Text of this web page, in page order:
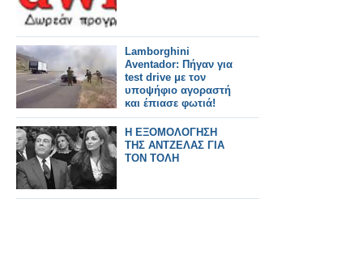
Lamborghini
Aventador: Πήγαν για
test drive με τον
υποψήφιο αγοραστή
και έπιασε φωτιά!
[video]
Η ΕΞΟΜΟΛΟΓΗΣΗ
ΤΗΣ ΑΝΤΖΕΛΑΣ ΓΙΑ
ΤΟΝ ΤΟΛΗ